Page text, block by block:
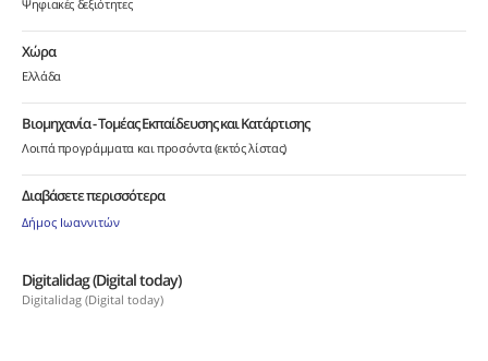
Ψηφιακές δεξιότητες
Χώρα
Ελλάδα
Βιομηχανία - Τομέας Εκπαίδευσης και Κατάρτισης
Λοιπά προγράμματα και προσόντα (εκτός λίστας)
Διαβάσετε περισσότερα
Δήμος Ιωαννιτών
Digitalidag (Digital today)
Digitalidag (Digital today)